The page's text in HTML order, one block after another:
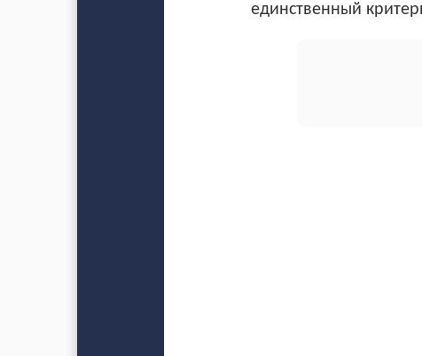
единственный